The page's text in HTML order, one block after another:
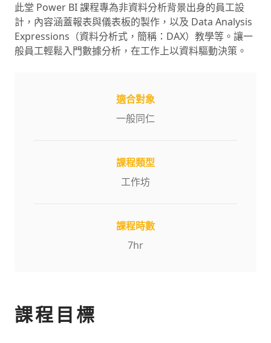
文章
此堂 Power BI 課程專為非資料分析背景出身的員工設
計，內容涵蓋報表與儀表板的製作，以及 Data Analysis
Expressions（資料分析式，簡稱：DAX）教學等。讓一
般員工輕鬆入門數據分析，在工作上以資料驅動決策。
適合對象
一般同仁
課程類型
工作坊
課程時數
7hr
課程目標